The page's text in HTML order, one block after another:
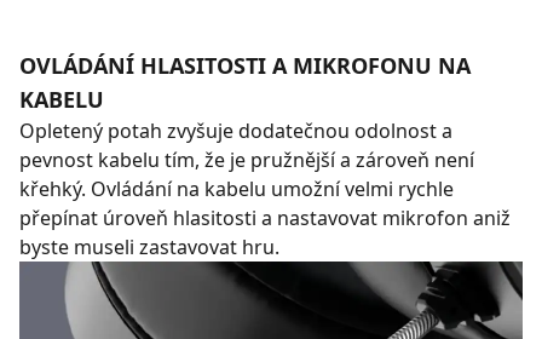
OVLÁDÁNÍ HLASITOSTI A MIKROFONU NA
KABELU
Opletený potah zvyšuje dodatečnou odolnost a
pevnost kabelu tím, že je pružnější a zároveň není
křehký. Ovládání na kabelu umožní velmi rychle
přepínat úroveň hlasitosti a nastavovat mikrofon aniž
byste museli zastavovat hru.